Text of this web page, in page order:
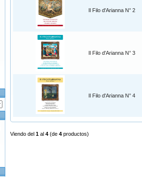
Il Filo d'Arianna N° 2
Il Filo d'Arianna N° 3
Il Filo d'Arianna N° 4
Viendo del 1 al 4 (de 4 productos)